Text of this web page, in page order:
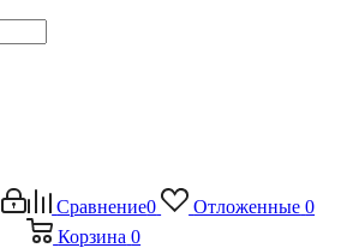
Сравнение0 Отложенные 0
Корзина 0